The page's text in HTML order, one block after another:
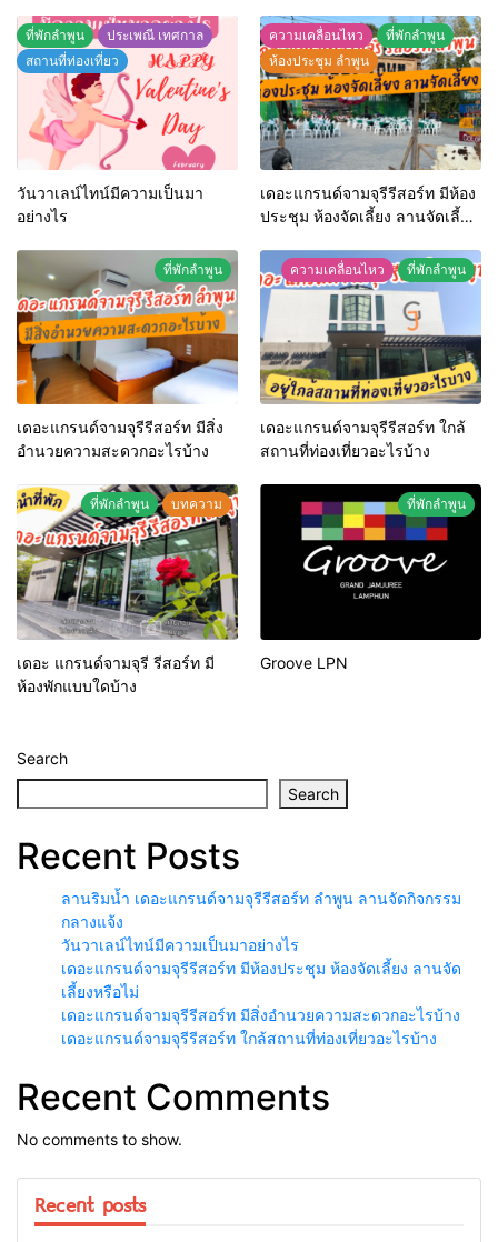
ที่พักลำพูน
ประเพณี เทศกาล
สถานที่ท่องเที่ยว
วันวาเลน์ไทน์มีความเป็นมา
อย่างไร
ความเคลื่อนไหว
ที่พักลำพูน
ห้องประชุม ลำพูน
เดอะแกรนด์จามจุรีรีสอร์ท มีห้อง
ประชุม ห้องจัดเลี้ยง ลานจัดเลี้ยง
ที่พักลำพูน
เดอะแกรนด์จามจุรีรีสอร์ท มีสิ่ง
อำนวยความสะดวกอะไรบ้าง
ความเคลื่อนไหว ที่พักลำพูน
เดอะแกรนด์จามจุรีรีสอร์ท ใกล้
สถานที่ท่องเที่ยวอะไรบ้าง
ที่พักลำพูน บทความ
เดอะ แกรนด์จามจุรี รีสอร์ท มี
ห้องพักแบบใดบ้าง
ที่พักลำพูน
Groove LPN
Search
Search
Recent Posts
ลานริมน้ำ เดอะแกรนด์จามจุรีรีสอร์ท ลำพูน ลานจัดกิจกรรม
กลางแจ้ง
วันวาเลน์ไทน์มีความเป็นมาอย่างไร
เดอะแกรนด์จามจุรีรีสอร์ท มีห้องประชุม ห้องจัดเลี้ยง ลานจัด
เลี้ยงหรือไม่
เดอะแกรนด์จามจุรีรีสอร์ท มีสิ่งอำนวยความสะดวกอะไรบ้าง
เดอะแกรนด์จามจุรีรีสอร์ท ใกล้สถานที่ท่องเที่ยวอะไรบ้าง
Recent Comments
No comments to show.
Recent posts